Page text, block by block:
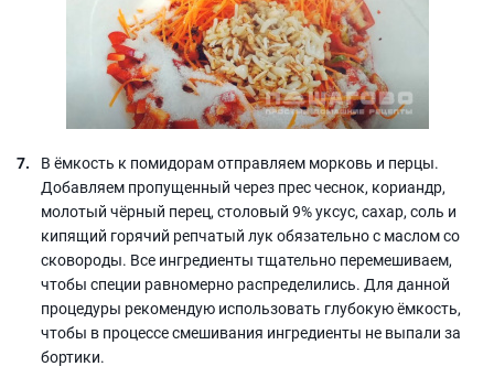
В ёмкость к помидорам отправляем морковь и перцы.
Добавляем пропущенный через прес чеснок, кориандр,
молотый чёрный перец, столовый 9% уксус, сахар, соль и
кипящий горячий репчатый лук обязательно с маслом со
сковороды. Все ингредиенты тщательно перемешиваем,
чтобы специи равномерно распределились. Для данной
процедуры рекомендую использовать глубокую ёмкость,
чтобы в процессе смешивания ингредиенты не выпали за
бортики.